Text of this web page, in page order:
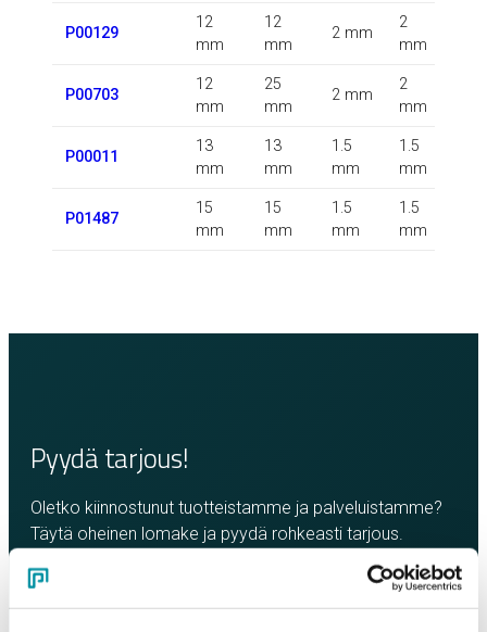
P00129
12
mm
12
mm
2 mm
2
mm
P00703
12
mm
25
mm
2 mm
2
mm
P00011
13
mm
13
mm
1.5
mm
1.5
mm
P01487
15
mm
15
mm
1.5
mm
1.5
mm
Pyydä tarjous!
Oletko kiinnostunut tuotteistamme ja palveluistamme?
Täytä oheinen lomake ja pyydä rohkeasti tarjous.
Olemme sinuun yhteydessä mahdollisimman pian!